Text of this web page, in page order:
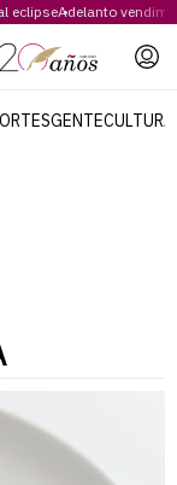
eclipseAdelanto
GENTECULTURA